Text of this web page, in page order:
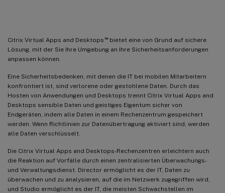
Citrix Virtual Apps and Desktops ™bietet eine von Grund auf sichere
Lösung, mit der Sie Ihre Umgebung an Ihre Sicherheitsanforderungen
anpassen können.
Eine Sicherheitsbedenken, mit denen die IT bei mobilen Mitarbeitern
konfrontiert ist, sind verlorene oder gestohlene Daten. Durch das
Hosten von Anwendungen und Desktops trennt Citrix Virtual Apps and
Desktops sensible Daten und geistiges Eigentum sicher von
Endgeräten, indem alle Daten in einem Rechenzentrum gespeichert
werden. Wenn Richtlinien zur Datenübertragung aktiviert sind, werden
alle Daten verschlüsselt.
Die Citrix Virtual Apps and Desktops-Rechenzentren erleichtern auch
die Reaktion auf Vorfälle durch einen zentralisierten Überwachungs-
und Verwaltungsdienst. Director ermöglicht es der IT, Daten zu
überwachen und zu analysieren, auf die im Netzwerk zugegriffen wird,
und Studio ermöglicht es der IT, die meisten Schwachstellen im